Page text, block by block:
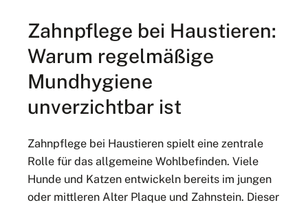
Zahnpflege bei Haustieren:
Warum regelmäßige
Mundhygiene
unverzichtbar ist
Zahnpflege bei Haustieren spielt eine zentrale
Rolle für das allgemeine Wohlbefinden. Viele
Hunde und Katzen entwickeln bereits im jungen
oder mittleren Alter Plaque und Zahnstein. Dieser